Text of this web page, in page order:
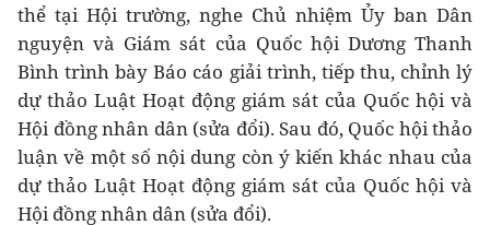
thể tại Hội trường, nghe Chủ nhiệm Ủy ban Dân
nguyện và Giám sát của Quốc hội Dương Thanh
Bình trình bày Báo cáo giải trình, tiếp thu, chỉnh lý
dự thảo Luật Hoạt động giám sát của Quốc hội và
Hội đồng nhân dân (sửa đổi). Sau đó, Quốc hội thảo
luận về một số nội dung còn ý kiến khác nhau của
dự thảo Luật Hoạt động giám sát của Quốc hội và
Hội đồng nhân dân (sửa đổi).